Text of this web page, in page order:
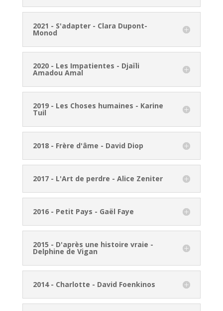
2021 - S'adapter - Clara Dupont-
Monod
2020 - Les Impatientes - Djaïli
Amadou Amal
2019 - Les Choses humaines - Karine
Tuil
2018 - Frère d'âme - David Diop
2017 - L'Art de perdre - Alice Zeniter
2016 - Petit Pays - Gaël Faye
2015 - D'après une histoire vraie -
Delphine de Vigan
2014 - Charlotte - David Foenkinos